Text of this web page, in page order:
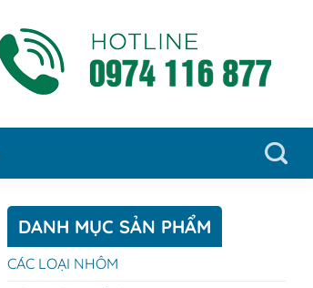
DANH MỤC SẢN PHẨM
CÁC LOẠI NHÔM